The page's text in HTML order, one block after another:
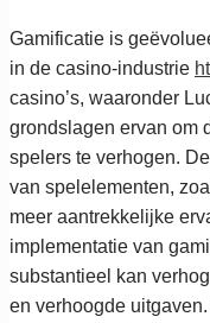
Gamificatie is
in de casino-industrie
casino’s, waaronder
grondslagen ervan om
spelers te verhogen.
van spelelementen,
meer aantrekkelijke
implementatie van
substantieel kan
en verhoogde